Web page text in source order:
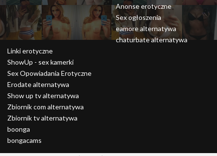
Anonse erotyczne
Sex ogłoszenia
eamore alternatywa
chaturbate alternatywa
Linki erotyczne
ShowUp - sex kamerki
Sex Opowiadania Erotyczne
Erodate alternatywa
Show up tv alternatywa
Zbiornik com alternatywa
Zbiornik tv alternatywa
boonga
bongacams